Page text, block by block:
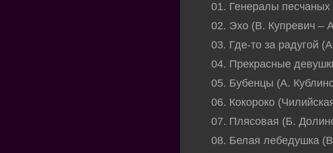
01. Генералы песчаных
02. Эхо (В. Купревич –
03. Где-то за радугой
04. Прекрасные
05. Бубенцы (А.
06. Кокороко
07. Плясовая (Б.
08. Белая лебедушка